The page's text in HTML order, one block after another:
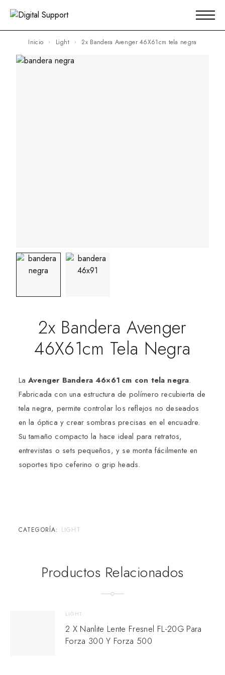
Inicio Light 2x Bandera Avenger 46X61cm tela negra
2x Bandera Avenger
46X61cm Tela Negra
LaAvenger Bandera 46×61 cm con tela negra.
Fabricada con una estructura de polímero recubierta de
tela negra, permite controlar los reflejos no deseados
en la óptica y crear sombras precisas en el encuadre.
Su tamaño compacto la hace ideal para retratos,
entrevistas o sets pequeños, y se monta fácilmente en
soportes tipo ceferino o grip heads.
CATEGORÍA: LIGHT
Productos Relacionados
LIGHT
2 X Nanlite Lente Fresnel FL-20G Para
Forza 300 Y Forza 500